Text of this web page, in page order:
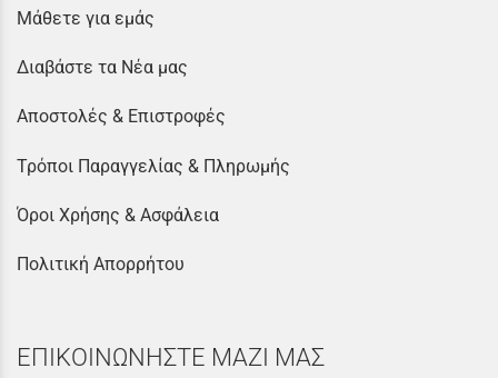
Μάθετε για εμάς
Διαβάστε τα Νέα μας
Αποστολές & Επιστροφές
Τρόποι Παραγγελίας & Πληρωμής
Όροι Χρήσης & Ασφάλεια
Πολιτική Απορρήτου
ΕΠΙΚΟΙΝΩΝΗΣΤΕ ΜΑΖΙ ΜΑΣ